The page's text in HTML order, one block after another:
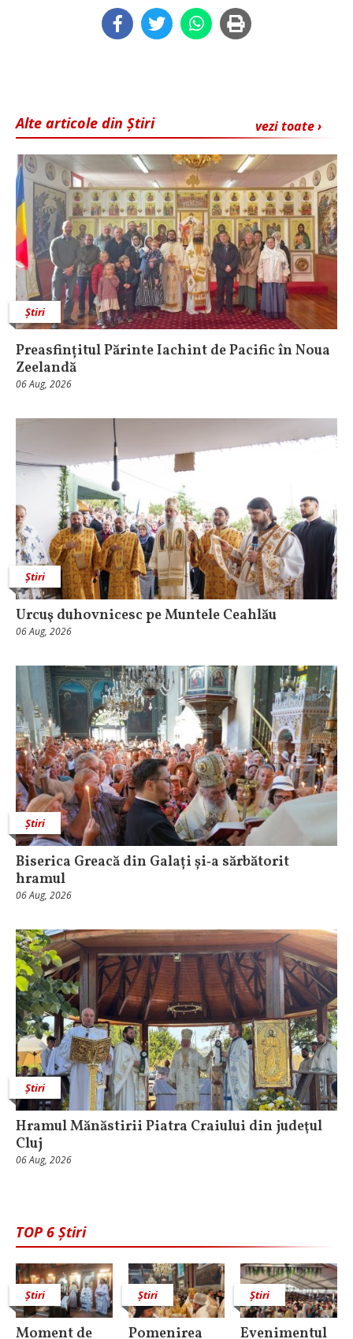
vezi toate ›
Alte articole din Știri
Știri
Preasfințitul Părinte Iachint de Pacific în Noua
Zeelandă
06 Aug, 2026
Știri
Urcuş duhovnicesc pe Muntele Ceahlău
06 Aug, 2026
Știri
Biserica Greacă din Galați și‑a sărbătorit
hramul
06 Aug, 2026
Știri
Hramul Mănăstirii Piatra Craiului din judeţul
Cluj
06 Aug, 2026
TOP 6 Știri
Știri
Moment de
Știri
Pomenirea
Știri
Evenimentul